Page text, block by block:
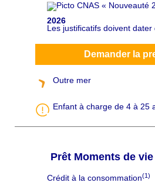
2026
Les justificatifs doivent dater
Demander la
Outre mer
Enfant à charge de 4 à 25
Prêt Moments de
Crédit à la consommation(1)